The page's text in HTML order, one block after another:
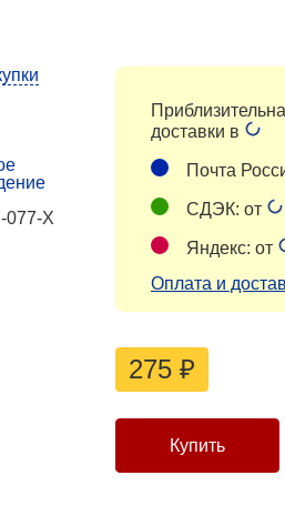
077-Х
доставки в
Почта
СДЭК: от
Яндекс: от
Оплата и
275 ₽